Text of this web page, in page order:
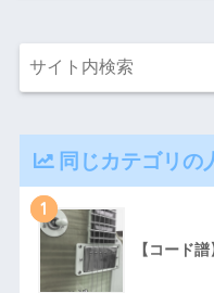
同じカテゴリの
1
【コード